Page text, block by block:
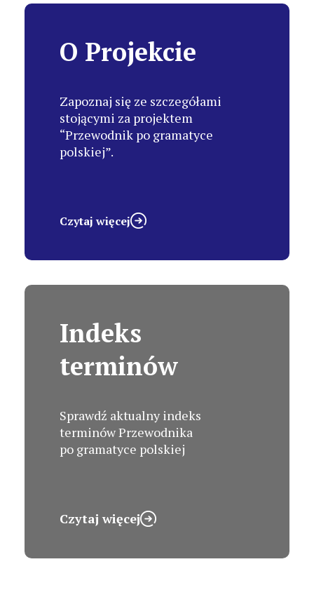
O Projekcie
Zapoznaj się ze szczegółami
stojącymi za projektem
“Przewodnik po gramatyce
polskiej”.
Czytaj więcej
Indeks
terminów
Sprawdź aktualny indeks
terminów Przewodnika
po gramatyce polskiej
Czytaj więcej